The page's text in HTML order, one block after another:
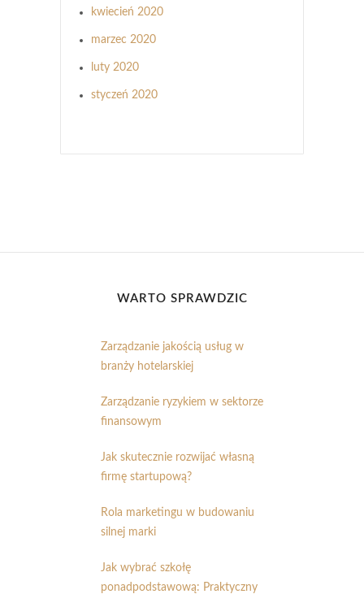
kwiecień 2020
marzec 2020
luty 2020
styczeń 2020
WARTO SPRAWDZIĆ
Zarządzanie jakością usług w
branży hotelarskiej
Zarządzanie ryzykiem w sektorze
finansowym
Jak skutecznie rozwijać własną
firmę startupową?
Rola marketingu w budowaniu
silnej marki
Jak wybrać szkołę
ponadpodstawową: Praktyczny